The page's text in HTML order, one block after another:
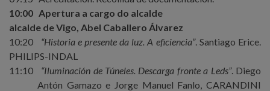
10:00 Apertura a cargo do alcalde
alcalde de Vigo, Abel Caballero Álvarez
10:20
“Historia e presente da luz. A eficiencia”. Santiago Erice.
PHILIPS-INDAL
11:10
“Iluminación de Túneles. Descarga fronte a Leds”. Diego
Antón Gamazo e Jorge Manuel Fanlo, CARANDINI